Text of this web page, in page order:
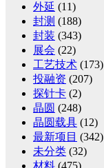
外延 (11)
封测 (188)
封装 (343)
展会 (22)
工艺技术 (173)
投融资 (207)
探针卡 (2)
晶圆 (248)
晶圆载具 (12)
最新项目 (342)
未分类 (32)